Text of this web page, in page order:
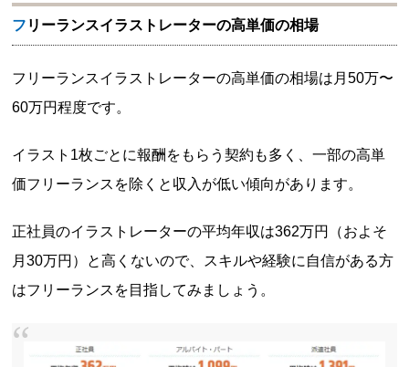
フリーランスイラストレーターの高単価の相場
フリーランスイラストレーターの高単価の相場は月50万〜
60万円程度です。
イラスト1枚ごとに報酬をもらう契約も多く、一部の高単
価フリーランスを除くと収入が低い傾向があります。
正社員のイラストレーターの平均年収は362万円（およそ
月30万円）と高くないので、スキルや経験に自信がある方
はフリーランスを目指してみましょう。